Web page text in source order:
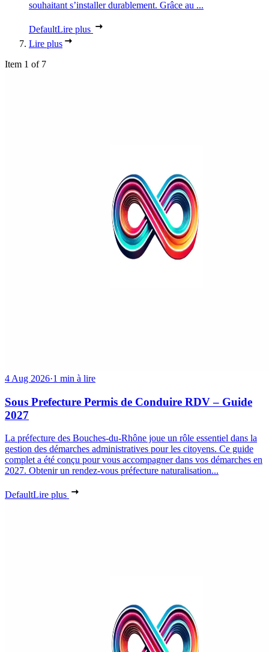
souhaitant s’installer durablement. Grâce au ...
DefaultLire plus
Lire plus
Item 1 of 7
4 Aug 2026·1 min à lire
Sous Prefecture Permis de Conduire RDV – Guide
2027
La préfecture des Bouches-du-Rhône joue un rôle essentiel dans la
gestion des démarches administratives pour les citoyens. Ce guide
complet a été conçu pour vous accompagner dans vos démarches en
2027. Obtenir un rendez-vous préfecture naturalisation...
DefaultLire plus